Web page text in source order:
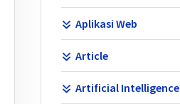
Aplikasi Web
Article
Artificial Intelligence